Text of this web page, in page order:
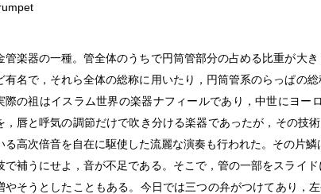
管楽器の一種。管全体のうちで円筒管部分の占める比重が大
有名で，それら全体の総称に用いたり，円筒管系のらっぱの
際の祖はイスラム世界の楽器ナフィールであり，中世にヨ
，唇と呼気の調節だけで吹き分ける楽器であったが，その技
る高次倍音を自在に駆使した流麗な演奏も行われた。その片
で補うにせよ，音が不足である。そこで，管の一部をスライ
やそうとしたこともある。今日では三つの弁がつけてあり，